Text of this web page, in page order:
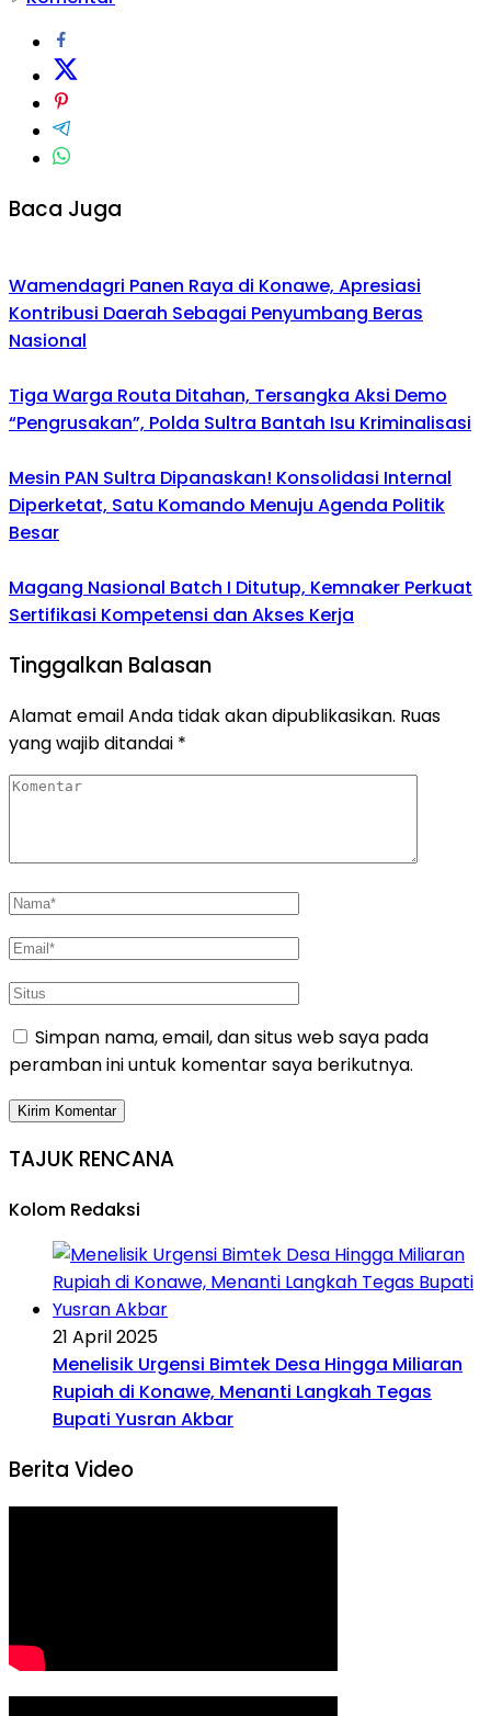
Baca Juga
Wamendagri Panen Raya di Konawe, Apresiasi
Kontribusi Daerah Sebagai Penyumbang Beras
Nasional
Tiga Warga Routa Ditahan, Tersangka Aksi Demo
“Pengrusakan”, Polda Sultra Bantah Isu Kriminalisasi
Mesin PAN Sultra Dipanaskan! Konsolidasi Internal
Diperketat, Satu Komando Menuju Agenda Politik
Besar
Magang Nasional Batch I Ditutup, Kemnaker Perkuat
Sertifikasi Kompetensi dan Akses Kerja
Tinggalkan Balasan
Alamat email Anda tidak akan dipublikasikan. Ruas
yang wajib ditandai *
Simpan nama, email, dan situs web saya pada
peramban ini untuk komentar saya berikutnya.
TAJUK RENCANA
Kolom Redaksi
21 April 2025
Menelisik Urgensi Bimtek Desa Hingga Miliaran
Rupiah di Konawe, Menanti Langkah Tegas
Bupati Yusran Akbar
Berita Video